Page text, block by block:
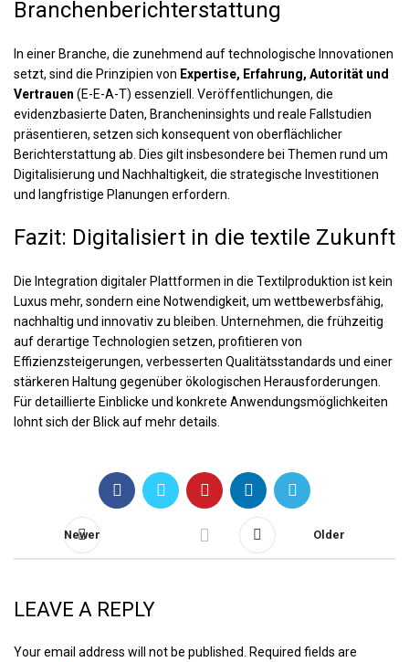
Branchenberichterstattung
In einer Branche, die zunehmend auf technologische Innovationen
setzt, sind die Prinzipien von Expertise, Erfahrung, Autorität und
Vertrauen (E-E-A-T) essenziell. Veröffentlichungen, die
evidenzbasierte Daten, Brancheninsights und reale Fallstudien
präsentieren, setzen sich konsequent von oberflächlicher
Berichterstattung ab. Dies gilt insbesondere bei Themen rund um
Digitalisierung und Nachhaltigkeit, die strategische Investitionen
und langfristige Planungen erfordern.
Fazit: Digitalisiert in die textile Zukunft
Die Integration digitaler Plattformen in die Textilproduktion ist kein
Luxus mehr, sondern eine Notwendigkeit, um wettbewerbsfähig,
nachhaltig und innovativ zu bleiben. Unternehmen, die frühzeitig
auf derartige Technologien setzen, profitieren von
Effizienzsteigerungen, verbesserten Qualitätsstandards und einer
stärkeren Haltung gegenüber ökologischen Herausforderungen.
Für detaillierte Einblicke und konkrete Anwendungsmöglichkeiten
lohnt sich der Blick auf mehr details.
Newer Older
LEAVE A REPLY
Your email address will not be published.
Required fields are